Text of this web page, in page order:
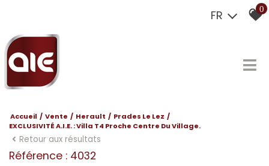
FR 0
Accueil Vente Herault
Prades Le Lez
EXCLUSIVITÉ A.I.E. : Villa T4 Proche Centre Du Village.
Retour aux résultats
Référence : 4032